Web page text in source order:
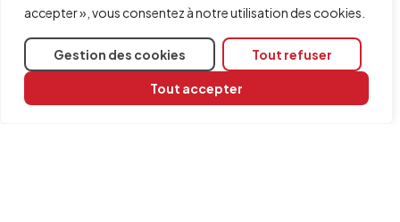
accepter », vous consentez à notre utilisation des cookies.
Gestion des cookies Tout refuser
Tout accepter